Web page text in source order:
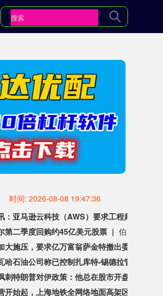
时间: 2026-08-08 19:47:38
第二季度回购约45亿美元股票
伯克希尔第二季度斥资约45亿美元回购自身股票，并在期内买入近200亿美元股票，显示首席执行官阿贝尔正将公司庞大的现金储备更多投入市场。 伯克希尔第一季度开始回购股票，为一年多来的首次。阿贝尔今年早些时候表示，公司重新启动回购，是因为管理层认为股票的“内在价值”高于其市场价格。 CFRA Research分析师Cathy Seifert表示：“投资者会受到回购举措的鼓舞。这也是Greg接掌公司并彰显其主导地位的一种方式。” 此次股票回购为股东带来了自2021年以来规模最大的季度资本回报。伯克希尔第二季度现金储备降至3655亿美元，低于前一季度的约3970亿美元。